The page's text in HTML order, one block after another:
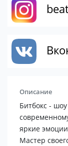
Описание
Битбокс -
яркие
Мастер